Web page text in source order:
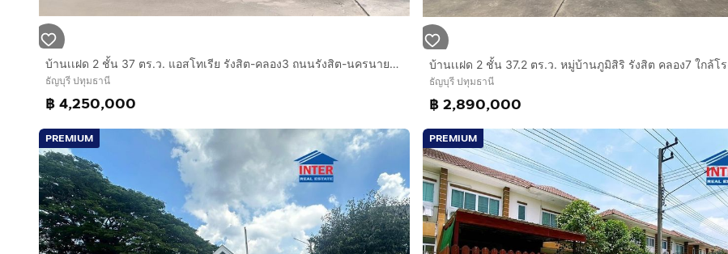
การเดินทางสะดวก :
*เข้า-ออกได้สองทาง ฝั่งถนนลำลูกกา และถนนรังสิต-นครนายก
ธัญบุรี คลอง 2
*มีรถประจำทาง รถสองแถว
*ใกล้สถานีรถไฟฟ้าคูคต
*ใกล้สนามบินดอนเมือง
*ใกล้ทางด่วนมอเตอร์เวย์
*ถนนลำลูกกา ถนนเสมาฟ้าคราม ถนนรังสิต-นครนายก เชื่อต่อไปยังถนนพหลโยธิน
บริษัท อินเตอร์โฮม เรียลตี้ เอสเตท จำกัด
Interhome Realty Estate
บ้านเเฝด 2 ชั้น 37 ตร.ว. แอสโทเรีย รังสิต-คลอง3 ถนนรังสิต-นครนายก ถนนโยธาธิการคูคต-คลองหลวง ธัญบุรี ปทุมธานี
ธัญบุรี ปทุมธานี
฿ 4,250,000
ธัญบุรี ปทุมธานี
฿ 2,890,000
PREMIUM PREMIUM